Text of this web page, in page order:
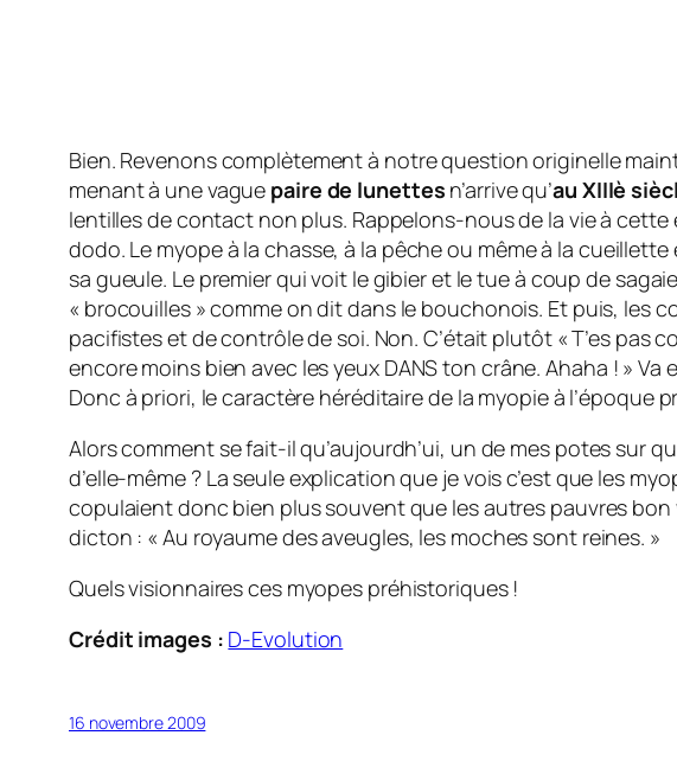
Bien. Revenons complètement à notre question originelle
menant à une vague paire de lunettes n’arrive qu’au XIIIè
lentilles de contact non plus. Rappelons-nous de la vie à
dodo. Le myope à la chasse, à la pêche ou même à la
sa gueule. Le premier qui voit le gibier et le tue à coup de
« brocouilles » comme on dit dans le bouchonois. Et puis, les
pacifistes et de contrôle de soi. Non. C’était plutôt « T’es
encore moins bien avec les yeux DANS ton crâne. Ahaha ! »
Donc à priori, le caractère héréditaire de la myopie à
Alors comment se fait-il qu’aujourdh’ui, un de mes potes sur
d’elle-même ? La seule explication que je vois c’est que les
copulaient donc bien plus souvent que les autres pauvres
dicton : « Au royaume des aveugles, les moches sont reines. »
Quels visionnaires ces myopes préhistoriques !
Crédit images : D-Evolution
16 novembre 2009